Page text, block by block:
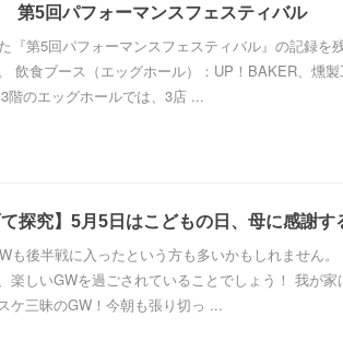
第5回パフォーマンスフェスティバル
『第5回パフォーマンスフェスティバル』の記録を
飲食ブース（エッグホール）：UP！BAKER、燻製
階のエッグホールでは、3店 ...
探究】5月5日はこどもの日、母に感謝す
も後半戦に入ったという方も多いかもしれません。
楽しいGWを過ごされていることでしょう！ 我が家
ケ三昧のGW！今朝も張り切っ ...